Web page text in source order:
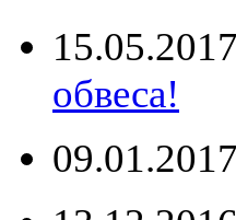
15.05.2017
обвеса!
09.01.2017